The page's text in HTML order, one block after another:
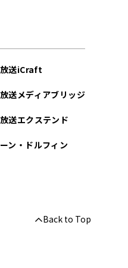
送iCraft
送メディアブリッジ
送エクステンド
ン・ドルフィン
Back to Top